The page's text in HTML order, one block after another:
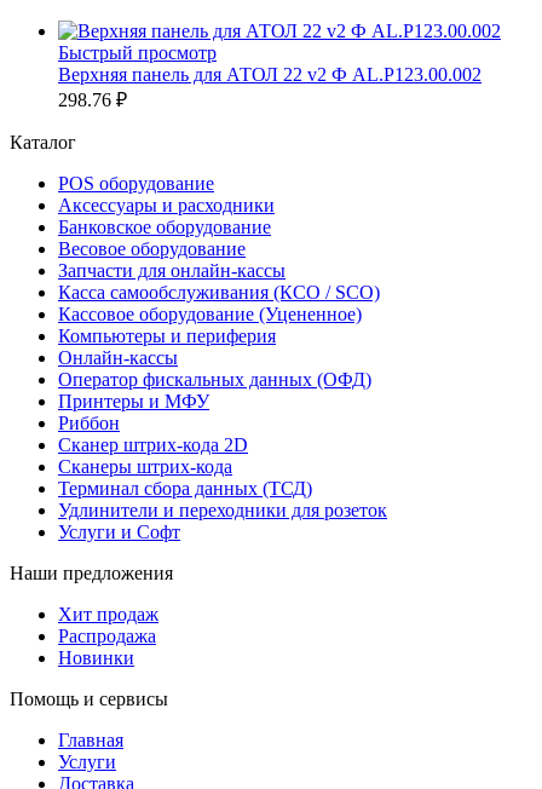
Быстрый просмотр
Верхняя панель для АТОЛ 22 v2 Ф AL.P123.00.002
298.76 ₽
Каталог
POS оборудование
Аксессуары и расходники
Банковское оборудование
Весовое оборудование
Запчасти для онлайн-кассы
Касса самообслуживания (КСО / SCO)
Кассовое оборудование (Уцененное)
Компьютеры и периферия
Онлайн-кассы
Оператор фискальных данных (ОФД)
Принтеры и МФУ
Риббон
Сканер штрих-кода 2D
Сканеры штрих-кода
Терминал сбора данных (ТСД)
Удлинители и переходники для розеток
Услуги и Софт
Наши предложения
Хит продаж
Распродажа
Новинки
Помощь и сервисы
Главная
Услуги
Доставка